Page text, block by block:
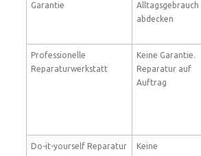
Garantie
Alltagsgebrauch
abdecken
Professionelle
Reparaturwerkstatt
Keine Garantie.
Reparatur auf
Auftrag
Do-it-yourself Reparatur Keine